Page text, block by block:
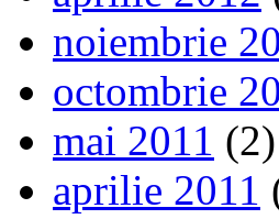
noiembrie
octombrie
mai 2011 (2)
aprilie 2011